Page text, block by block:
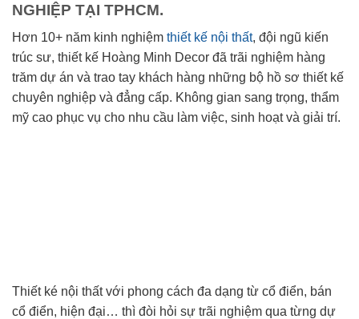
NGHIỆP TẠI TPHCM.
Hơn 10+ năm kinh nghiệm thiết kế nội thất, đội ngũ kiến
trúc sư, thiết kế Hoàng Minh Decor đã trãi nghiệm hàng
trăm dự án và trao tay khách hàng những bộ hồ sơ thiết kế
chuyên nghiệp và đẳng cấp. Không gian sang trọng, thẩm
mỹ cao phục vụ cho nhu cầu làm việc, sinh hoạt và giải trí.
Thiết ké nội thất với phong cách đa dạng từ cổ điển, bán
cổ điển, hiện đại… thì đòi hỏi sự trãi nghiệm qua từng dự